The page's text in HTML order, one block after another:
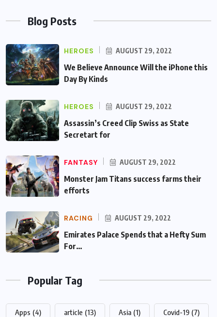
Blog Posts
HEROES AUGUST 29, 2022
We Believe Announce Will the iPhone this
Day By Kinds
HEROES AUGUST 29, 2022
Assassin’s Creed Clip Swiss as State
Secretart for
FANTASY AUGUST 29, 2022
Monster Jam Titans success farms their
efforts
RACING AUGUST 29, 2022
Emirates Palace Spends that a Hefty Sum
For…
Popular Tag
Apps (4) article (13) Asia (1) Covid-19 (7)